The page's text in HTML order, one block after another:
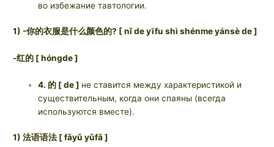
во избежание тавтологии.
1) -你的衣服是什么颜色的? [ nǐ de yīfu shì shénme yánsè de ]
-红的 [ hóngde ]
4. 的 [ de ] не ставится между характеристикой и
существительным, когда они спаяны (всегда
используются вместе).
1) 法语语法 [ fǎyǔ yǔfǎ ]